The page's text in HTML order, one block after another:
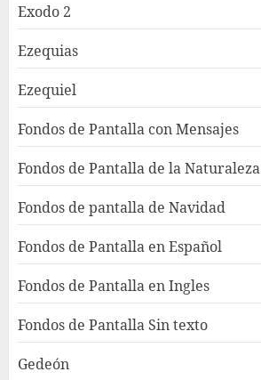
Exodo 2
Ezequias
Ezequiel
Fondos de Pantalla con Mensajes
Fondos de Pantalla de la Naturaleza
Fondos de pantalla de Navidad
Fondos de Pantalla en Español
Fondos de Pantalla en Ingles
Fondos de Pantalla Sin texto
Gedeón